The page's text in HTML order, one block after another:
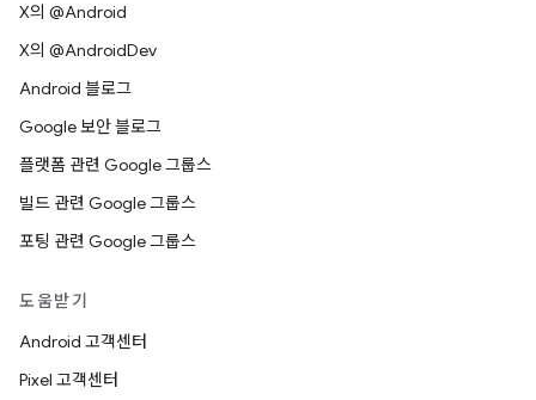
X의 @Android
X의 @AndroidDev
Android 블로그
Google 보안 블로그
플랫폼 관련 Google 그룹스
빌드 관련 Google 그룹스
포팅 관련 Google 그룹스
도움받기
Android 고객센터
Pixel 고객센터